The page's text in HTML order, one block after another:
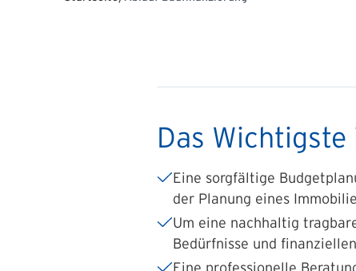
Das Wichtigste
Eine sorgfältige
der Planung eines
Um eine nachhaltig
Bedürfnisse und
Eine professionelle